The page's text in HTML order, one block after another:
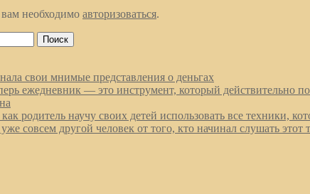
необходимо авторизоваться.
свои мнимые представления о деньгах
ежедневник — это инструмент, который действительно
родитель научу своих детей использовать все техники,
совсем другой человек от того, кто начинал слушать этот